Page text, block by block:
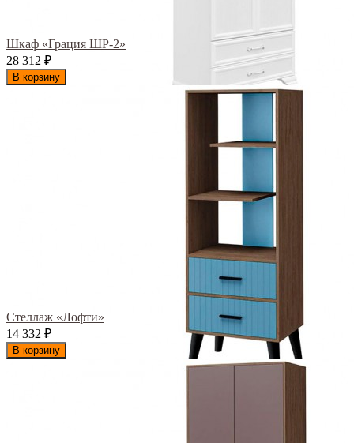
Шкаф «Грация ШР-2»
28 312 ₽
В корзину
Стеллаж «Лофти»
14 332 ₽
В корзину